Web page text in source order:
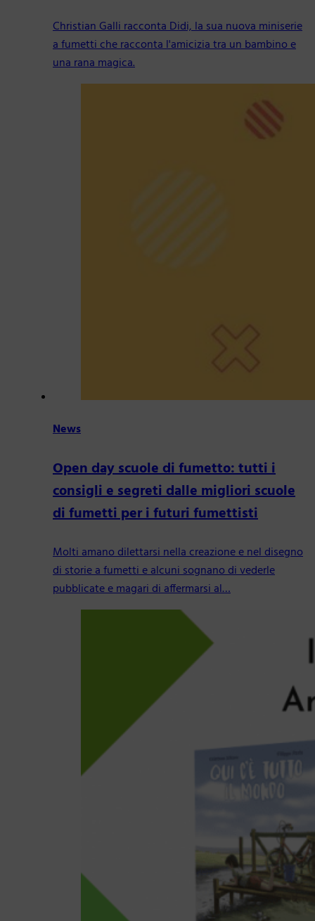
Christian Galli racconta Didi, la sua nuova miniserie
a fumetti che racconta l'amicizia tra un bambino e
una rana magica.
News
Open day scuole di fumetto: tutti i
consigli e segreti dalle migliori scuole
di fumetti per i futuri fumettisti
Molti amano dilettarsi nella creazione e nel disegno
di storie a fumetti e alcuni sognano di vederle
pubblicate e magari di affermarsi al…